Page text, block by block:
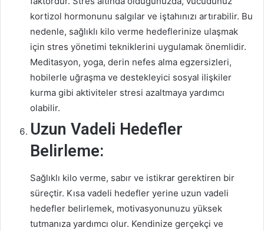
kortizol hormonunu salgılar ve iştahınızı artırabilir. Bu
nedenle, sağlıklı kilo verme hedeflerinize ulaşmak
için stres yönetimi tekniklerini uygulamak önemlidir.
Meditasyon, yoga, derin nefes alma egzersizleri,
hobilerle uğraşma ve destekleyici sosyal ilişkiler
kurma gibi aktiviteler stresi azaltmaya yardımcı
olabilir.
Uzun Vadeli Hedefler
Belirleme:
Sağlıklı kilo verme, sabır ve istikrar gerektiren bir
süreçtir. Kısa vadeli hedefler yerine uzun vadeli
hedefler belirlemek, motivasyonunuzu yüksek
tutmanıza yardımcı olur. Kendinize gerçekçi ve